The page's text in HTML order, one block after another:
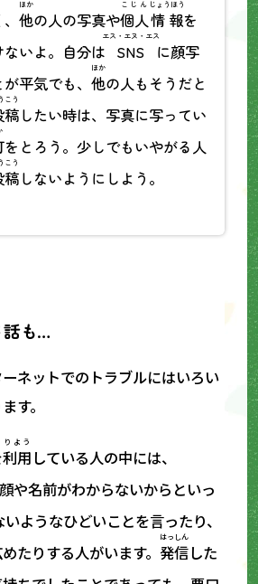
他
ほか
の人の写真や個人
こじん
情報
じょうほう
を
いよ。自分は SNS
エス・エヌ・エス
に顔写
平気でも、 他
ほか
の人もそうだと
稿
こう
したい時は、写真に写ってい
をとろう。少しでもいやがる人
稿
こう
しないようにしよう。
話も…
ネットでのトラブルにはいろい
す。
利用
りよう
している人の中には、
や名前がわからないからといっ
ようなひどいことを言ったり、
たりする人がいます。発信
はっしん
した